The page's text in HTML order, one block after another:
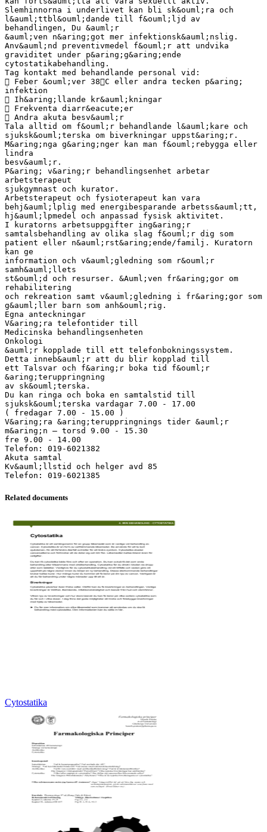
Slemhinnorna i underlivet kan bli sk&ouml;ra och
l&auml;ttbl&ouml;dande till f&ouml;ljd av
behandlingen, Du &auml;r
&auml;ven n&aring;got mer infektionsk&auml;nslig.
Anv&auml;nd preventivmedel f&ouml;r att undvika
graviditet under p&aring;g&aring;ende
cytostatikabehandling.
Tag kontakt med behandlande personal vid:
 Feber &ouml;ver 38C eller andra tecken p&aring;
infektion
 Ih&aring;llande kr&auml;kningar
 Frekventa diarr&eacute;er
 Andra akuta besv&auml;r
Tala alltid om f&ouml;r behandlande l&auml;kare och
sjuksk&ouml;terska om biverkningar uppst&aring;r.
M&aring;nga g&aring;nger kan man f&ouml;rebygga eller
lindra
besv&auml;r.
P&aring; v&aring;r behandlingsenhet arbetar
arbetsterapeut
sjukgymnast och kurator.
Arbetsterapeut och fysioterapeut kan vara
behj&auml;lplig med energibesparande arbetss&auml;tt,
hj&auml;lpmedel och anpassad fysisk aktivitet.
I kuratorns arbetsuppgifter ing&aring;r
samtalsbehandling av olika slag f&ouml;r dig som
patient eller n&auml;rst&aring;ende/familj. Kuratorn
kan ge
information och v&auml;gledning som r&ouml;r
samh&auml;llets
st&ouml;d och resurser. &Auml;ven fr&aring;gor om
rehabilitering
och rekreation samt v&auml;gledning i fr&aring;gor som
g&auml;ller barn som anh&ouml;rig.
Egna anteckningar
V&aring;ra telefontider till
Medicinska behandlingsenheten
Onkologi
&auml;r kopplade till ett telefonbokningssystem.
Detta inneb&auml;r att du blir kopplad till
ett Talsvar och f&aring;r boka tid f&ouml;r
&aring;teruppringning
av sk&ouml;terska.
Du kan ringa och boka en samtalstid till
sjuksk&ouml;terska vardagar 7.00 - 17.00
( fredagar 7.00 - 15.00 )
V&aring;ra &aring;teruppringnings tider &auml;r
m&aring;n – torsd 9.00 - 15.30
fre 9.00 - 14.00
Telefon: 019-6021382
Akuta samtal
Kv&auml;llstid och helger avd 85
Related documents
Cytostatika